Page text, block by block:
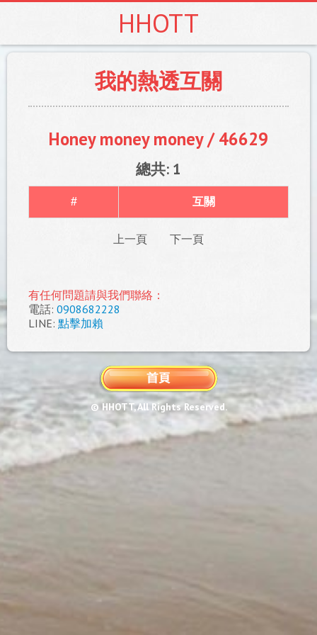
HHOTT
我的熱透互關
Honey money money / 46629
總共: 1
# 互關
上一頁 下一頁
有任何問題請與我們聯絡：
電話: 0908682228
LINE: 點擊加賴
© HHOTT, All Rights Reserved.